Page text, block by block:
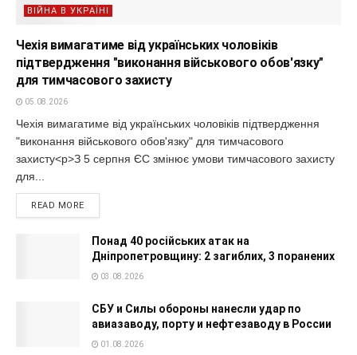
ВІЙНА В УКРАЇНІ
Чехія вимагатиме від українських чоловіків
підтвердження "виконання військового обов'язку"
для тимчасового захисту
05.08.2026
Чехія вимагатиме від українських чоловіків підтвердження
"виконання військового обов'язку" для тимчасового
захисту<p>З 5 серпня ЄС змінює умови тимчасового захисту
для...
READ MORE
Понад 40 російських атак на
Дніпропетровщину: 2 загиблих, 3 поранених
03.08.2026
СБУ и Силы обороны нанесли удар по
авиазаводу, порту и нефтезаводу в России
01.08.2026